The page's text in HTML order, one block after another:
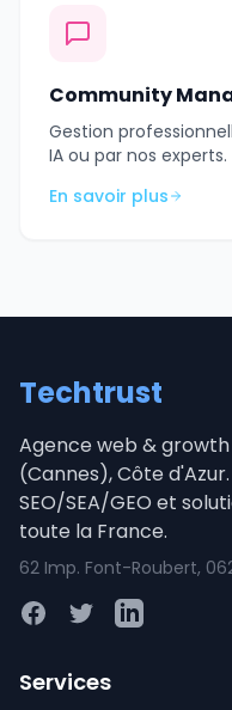
Community
Gestion
IA ou par nos experts.
En savoir plus
Techtrust
Agence web &
(Cannes), Côte
SEO/SEA/GEO et
toute la France.
62 Imp. Font-Roubert,
FacebookTwitterLinkedIn
Services